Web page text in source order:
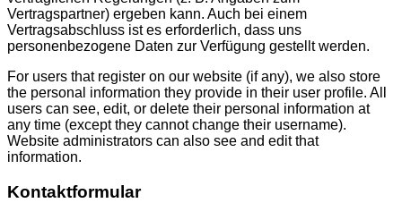
Vertragspartner) ergeben kann. Auch bei einem
Vertragsabschluss ist es erforderlich, dass uns
personenbezogene Daten zur Verfügung gestellt werden.
For users that register on our website (if any), we also store
the personal information they provide in their user profile. All
users can see, edit, or delete their personal information at
any time (except they cannot change their username).
Website administrators can also see and edit that
information.
Kontaktformular